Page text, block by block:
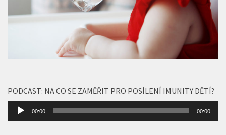
PODCAST: NA CO SE ZAMĚŘIT PRO POSÍLENÍ IMUNITY DĚTÍ?
Audio
přehrávač
00:00 00:00